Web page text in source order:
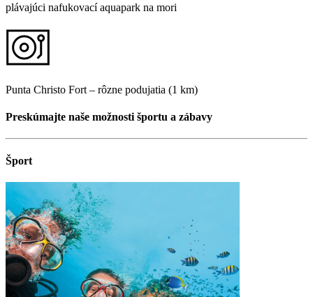
plávajúci nafukovací aquapark na mori
Punta Christo Fort – rôzne podujatia (1 km)
Preskúmajte naše možnosti športu a zábavy
Šport